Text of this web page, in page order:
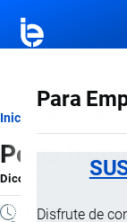
Para
Disfrute de
Ruta
de
navegación
Inicio
Porta
Diccionario por
1 MINUTO